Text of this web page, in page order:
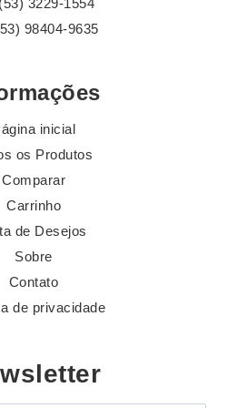
(53) 3229-1554
98404-9635
inicial
os Produtos
Comparar
Carrinho
de Desejos
Sobre
Contato
de privacidade